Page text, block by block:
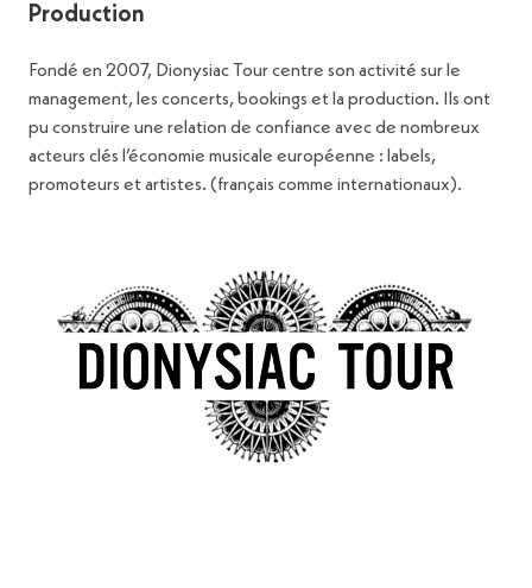
Production
Fondé en 2007, Dionysiac Tour centre son activité sur le
management, les concerts, bookings et la production. Ils ont
pu construire une relation de confiance avec de nombreux
acteurs clés l’économie musicale européenne : labels,
promoteurs et artistes. (français comme internationaux).